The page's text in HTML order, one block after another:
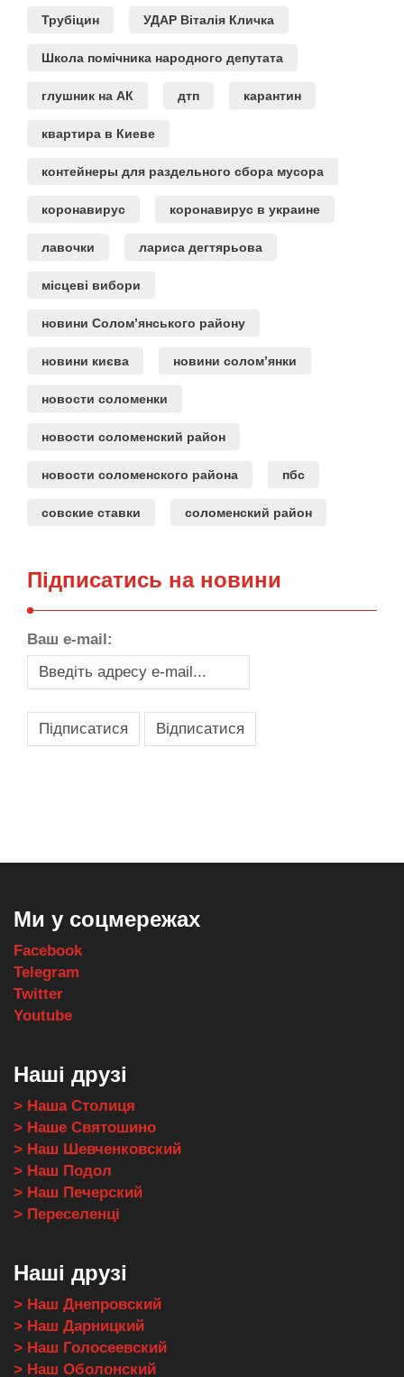
Трубіцин УДАР Віталія Кличка
Школа помічника народного депутата
глушник на АК дтп карантин
квартира в Киеве
контейнеры для раздельного сбора мусора
коронавирус коронавирус в украине
лавочки лариса дегтярьова
місцеві вибори
новини Солом’янського району
новини києва новини солом’янки
новости соломенки
новости соломенский район
новости соломенского района пбс
совские ставки соломенский район
Підписатись на новини
Ваш e-mail:
Ми у соцмережах
Facebook
Telegram
Twitter
Youtube
Наші друзі
> Наша Столиця
> Наше Святошино
> Наш Шевченковский
> Наш Подол
> Наш Печерский
> Переселенці
Наші друзі
> Наш Днепровский
> Наш Дарницкий
> Наш Голосеевский
> Наш Оболонский